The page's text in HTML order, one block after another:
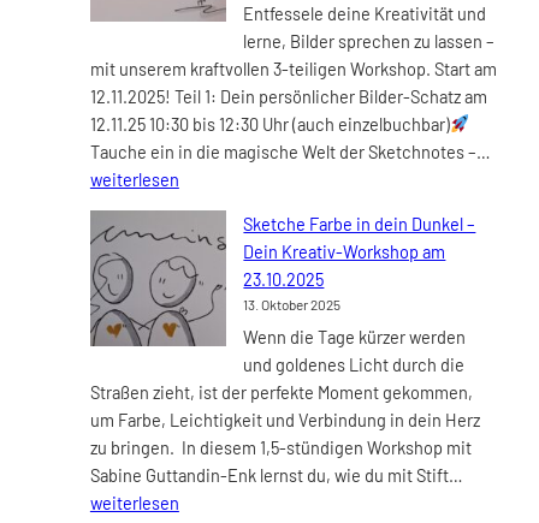
ab
dem
Entfessele deine Kreativität und
lerne, Bilder sprechen zu lassen –
mit unserem kraftvollen 3-teiligen Workshop. Start am
12.11.2025! Teil 1: Dein persönlicher Bilder-Schatz am
12.11.25 10:30 bis 12:30 Uhr (auch einzelbuchbar)
Tauche ein in die magische Welt der Sketchnotes –…
weiterlesen
Sketche Farbe in dein Dunkel –
Dein Kreativ-Workshop am
23.10.2025
13. Oktober 2025
Wenn die Tage kürzer werden
und goldenes Licht durch die
Straßen zieht, ist der perfekte Moment gekommen,
um Farbe, Leichtigkeit und Verbindung in dein Herz
zu bringen. In diesem 1,5-stündigen Workshop mit
Sabine Guttandin-Enk lernst du, wie du mit Stift…
weiterlesen